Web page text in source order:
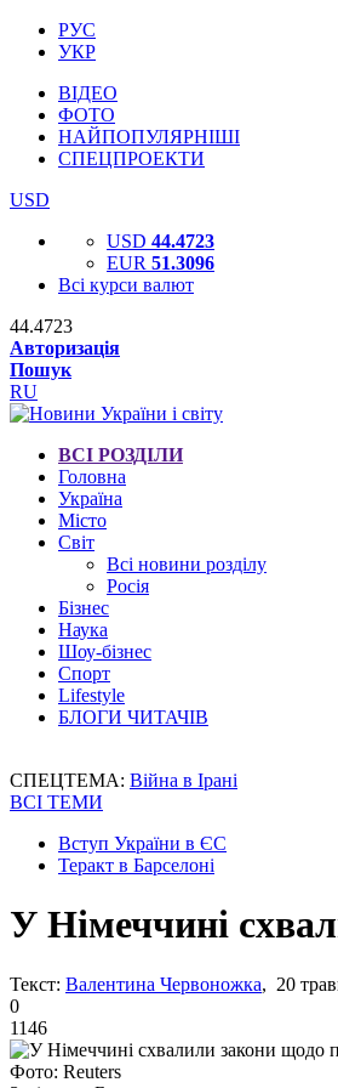
РУС
УКР
ВІДЕО
ФОТО
НАЙПОПУЛЯРНІШІ
СПЕЦПРОЕКТИ
USD
USD 44.4723
EUR 51.3096
Всі курси валют
44.4723
Авторизація
Пошук
RU
ВСІ РОЗДІЛИ
Головна
Україна
Місто
Світ
Всі новини розділу
Росія
Бізнес
Наука
Шоу-бізнес
Спорт
Lifestyle
БЛОГИ ЧИТАЧІВ
СПЕЦТЕМА: Війна в Ірані
ВСІ ТЕМИ
Вступ України в ЄС
Теракт в Барселоні
У Німеччині
Текст: Валентина Червоножка, 20
0
1146
Фото: Reuters